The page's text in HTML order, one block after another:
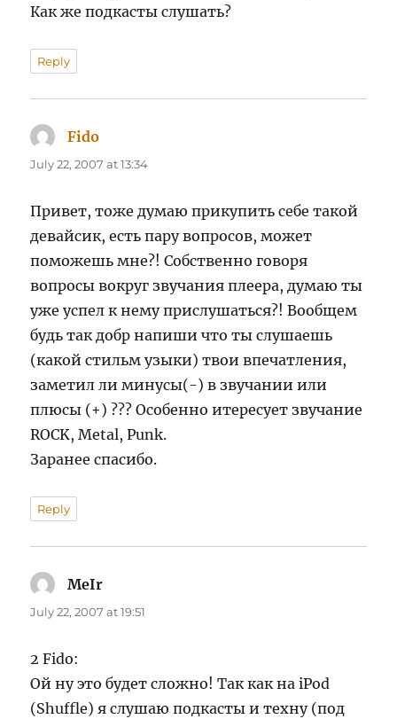
Как же подкасты слушать?
Reply
Fido
July 22, 2007 at 13:34
Привет, тоже думаю прикупить себе такой
девайсик, есть пару вопросов, может
поможешь мне?! Собственно говоря
вопросы вокруг звучания плеера, думаю ты
уже успел к нему прислушаться?! Вообщем
будь так добр напиши что ты слушаешь
(какой стильм узыки) твои впечатления,
заметил ли минусы(-) в звучании или
плюсы (+) ??? Особенно итересует звучание
ROCK, Metal, Punk.
Заранее спасибо.
Reply
MeIr
July 22, 2007 at 19:51
2 Fido:
Ой ну это будет сложно! Так как на iPod
(Shuffle) я слушаю подкасты и техну (под